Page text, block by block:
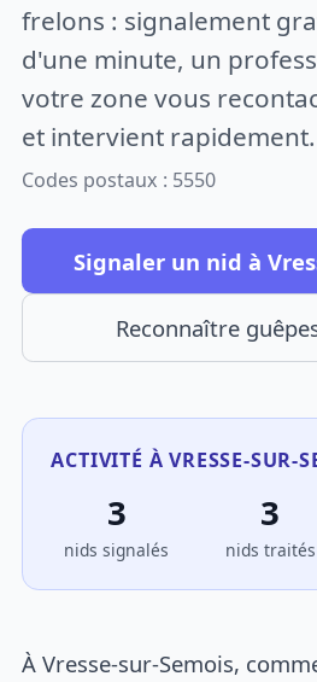
frelons : signalement
d'une minute, un
votre zone vous
et intervient rapidement.
Codes postaux : 5550
Signaler un nid à
Reconnaître
ACTIVITÉ À VRESSE-SUR-
3
nids signalés
3
nids traités
À Vresse-sur-Semois,